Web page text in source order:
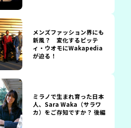
メンズファッション界にも
新風？ 変化するピッテ
ィ・ウオモにWakapedia
が迫る！
ミラノで生まれ育った日本
人、Sara Waka（サラワ
カ）をご存知ですか？ 後編